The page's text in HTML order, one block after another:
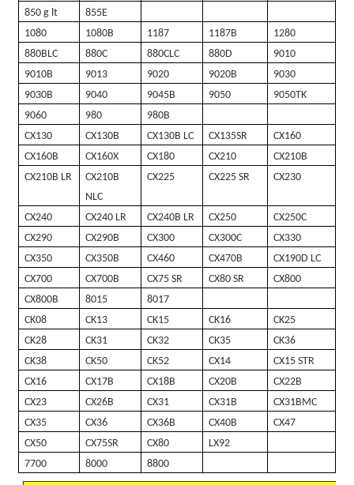
850 g lt
855E
1080
1080B 1187 1187B
1280
880BLC
880C 880CLC 880D
9010
9010B
9013 9020 9020B
9030
9030B
9040 9045B 9050
9050TK
9060
980
980B
CX130
CX130B CX130B LC CX135SR
CX160
CX160B
CX160X CX180 CX210
CX210B
CX210B LR
CX210B
NLC
CX225 CX225 SR CX230
CX240 CX240 LR CX240B LR CX250
CX250C
CX290
CX290B CX300 CX300C
CX330
CX350
CX350B CX460 CX470B
CX190D LC
CX700
CX700B CX75 SR CX80 SR
CX800
CX800B
8015
8017
CK08
CK13 CK15 CK16
CK25
CK28
CK31 CK32 CK35
CK36
CK38
CK50 CK52 CX14
CX15 STR
CX16
CX17B CX18B CX20B
CX22B
CX23
CX26B CX31 CX31B
CX31BMC
CX35
CX36 CX36B CX40B
CX47
CX50
CX75SR CX80
LX92
7700
8000 8800